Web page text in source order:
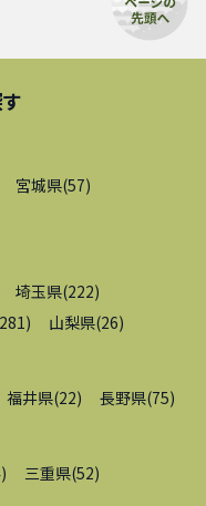
宮城県(57)
埼玉県(222)
281 ) 山梨県(26)
福井県(22) 長野県(75)
) 三重県(52)